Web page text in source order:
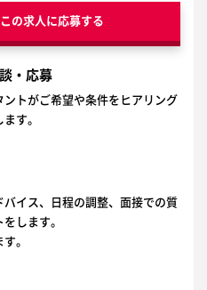
この求人に応募する
・応募
トがご希望や条件をヒアリング
す。
イス、日程の調整、面接での質
します。
。